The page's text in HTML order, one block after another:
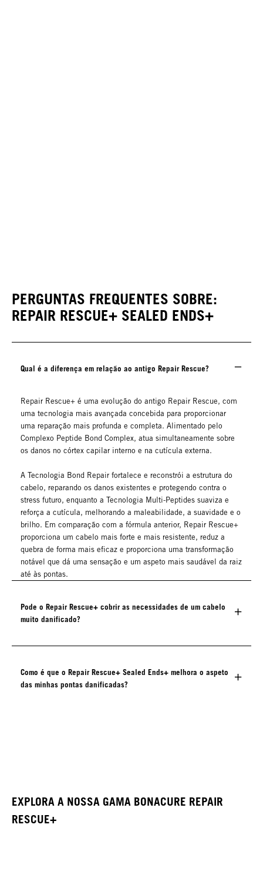
PERGUNTAS FREQUENTES SOBRE:
REPAIR RESCUE+ SEALED ENDS+
Qual é a diferença em relação ao antigo Repair Rescue?
Repair Rescue+ é uma evolução do antigo Repair Rescue, com
uma tecnologia mais avançada concebida para proporcionar
uma reparação mais profunda e completa. Alimentado pelo
Complexo Peptide Bond Complex, atua simultaneamente sobre
os danos no córtex capilar interno e na cutícula externa.
A Tecnologia Bond Repair fortalece e reconstrói a estrutura do
cabelo, reparando os danos existentes e protegendo contra o
stress futuro, enquanto a Tecnologia Multi-Peptides suaviza e
reforça a cutícula, melhorando a maleabilidade, a suavidade e o
brilho. Em comparação com a fórmula anterior, Repair Rescue+
proporciona um cabelo mais forte e mais resistente, reduz a
quebra de forma mais eficaz e proporciona uma transformação
notável que dá uma sensação e um aspeto mais saudável da raiz
até às pontas.
Pode o Repair Rescue+ cobrir as necessidades de um cabelo
muito danificado?
Como é que o Repair Rescue+ Sealed Ends+ melhora o aspeto
das minhas pontas danificadas?
EXPLORA A NOSSA GAMA BONACURE REPAIR
RESCUE+